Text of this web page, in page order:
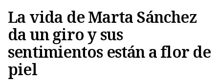
La vida de Marta Sánchez
da un giro y sus
sentimientos están a flor de
piel